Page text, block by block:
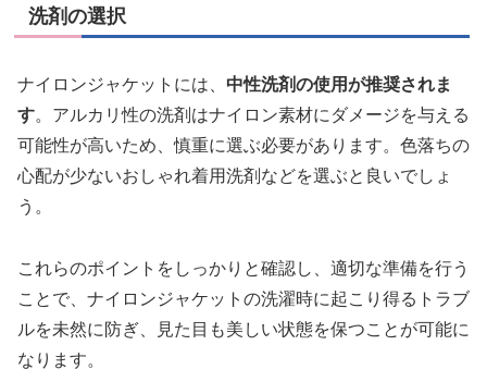
洗剤の選択
ナイロンジャケットには、 中性洗剤の使用が推奨されま
す。アルカリ性の洗剤はナイロン素材にダメージを与える
可能性が高いため、慎重に選ぶ必要があります。色落ちの
心配が少ないおしゃれ着用洗剤などを選ぶと良いでしょ
う。
これらのポイントをしっかりと確認し、適切な準備を行う
ことで、ナイロンジャケットの洗濯時に起こり得るトラブ
ルを未然に防ぎ、見た目も美しい状態を保つことが可能に
なります。